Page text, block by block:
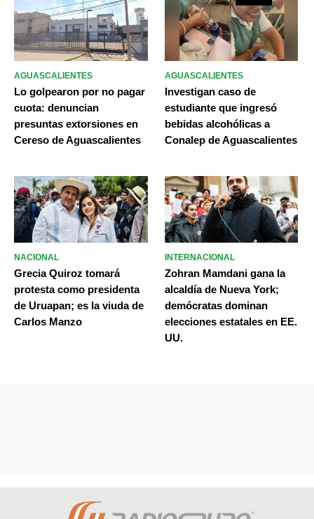
AGUASCALIENTES
Lo golpearon por no pagar
cuota: denuncian
presuntas extorsiones en
Cereso de Aguascalientes
AGUASCALIENTES
Investigan caso de
estudiante que ingresó
bebidas alcohólicas a
Conalep de Aguascalientes
NACIONAL
Grecia Quiroz tomará
protesta como presidenta
de Uruapan; es la viuda de
Carlos Manzo
INTERNACIONAL
Zohran Mamdani gana la
alcaldía de Nueva York;
demócratas dominan
elecciones estatales en EE.
UU.